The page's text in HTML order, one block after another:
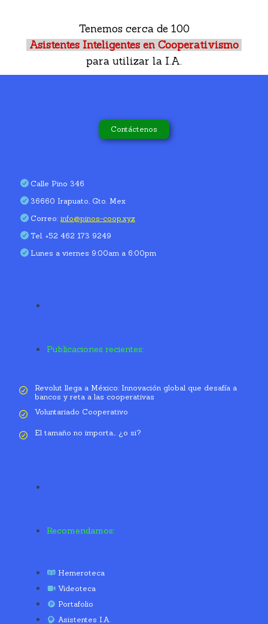
Tenemos cerca de 100
Asistentes Inteligentes en Cooperativismo
para utilizar la I.A.
Contáctenos
Calle Pino 346
36660 Irapuato, Gto. Mex
Correo: info@pinos-coop.xyz
Tel. +52 462 173 9249
Lunes a viernes 9:00am a 6:00pm
Publicaciones recientes:
Revolut llega a México: Innovación global que desafía a
bancos y reta a las cooperativas
Voluntariado Cooperativo
El tamaño no importa… ¿o si?
Recomendamos:
Hemeroteca
Videoteca
Portafolio
Asistentes I.A.